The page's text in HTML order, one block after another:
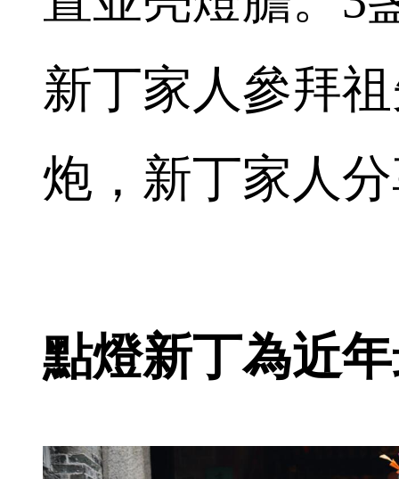
新丁家人參拜
炮，新丁家人
點燈新丁為近